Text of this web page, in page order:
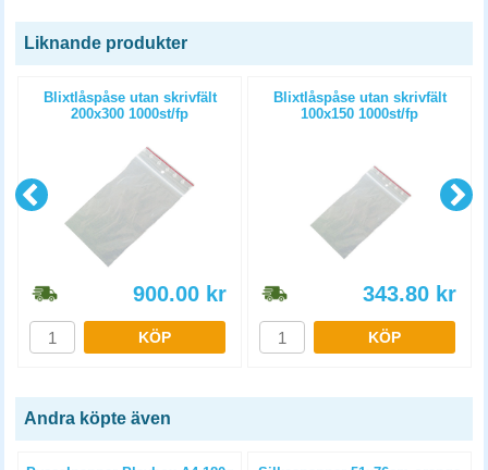
Liknande produkter
Blixtlåspåse utan skrivfält
200x300 1000st/fp
900.00 kr
KÖP
Blixtlåspåse utan skrivfält
100x150 1000st/fp
343.80 kr
KÖP
Andra köpte även